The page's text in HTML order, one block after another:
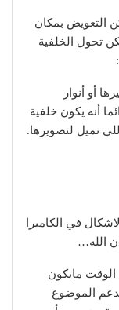
التعويض بمكان
تحول الخلفية
أو أنوار
أنه يكون خلفية
نميل لتصويرها.
في الكاميرا
الله…
مايكون
الموضوع